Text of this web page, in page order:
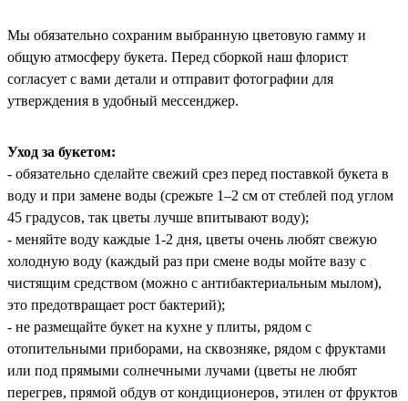
Мы обязательно сохраним выбранную цветовую гамму и
общую атмосферу букета. Перед сборкой наш флорист
согласует с вами детали и отправит фотографии для
утверждения в удобный мессенджер.
Уход за букетом:
- обязательно сделайте свежий срез перед поставкой букета в
воду и при замене воды (срежьте 1–2 см от стеблей под углом
45 градусов, так цветы лучше впитывают воду);
- меняйте воду каждые 1-2 дня, цветы очень любят свежую
холодную воду (каждый раз при смене воды мойте вазу с
чистящим средством (можно с антибактериальным мылом),
это предотвращает рост бактерий);
- не размещайте букет на кухне у плиты, рядом с
отопительными приборами, на сквозняке, рядом с фруктами
или под прямыми солнечными лучами (цветы не любят
перегрев, прямой обдув от кондиционеров, этилен от фруктов